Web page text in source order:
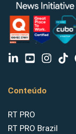
Conteúdo
RT PRO
RT PRO Brazil